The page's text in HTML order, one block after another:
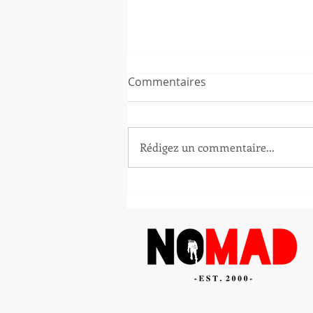
accompagner la diaspora
africaine et les investisseurs
internationaux dans leurs
Commentaires
Rédigez un commentaire...